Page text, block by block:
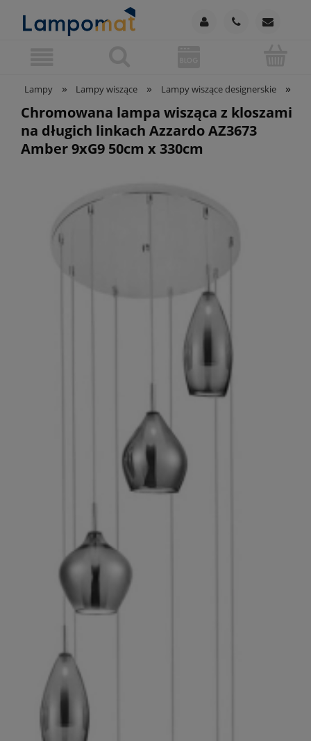
Lampy » Lampy wiszące » Lampy wiszące designerskie »
Chromowana lampa wisząca z kloszami
na długich linkach Azzardo AZ3673
Amber 9xG9 50cm x 330cm